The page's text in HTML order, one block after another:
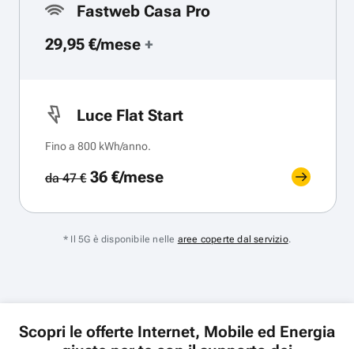
Fastweb Casa Pro
29,95 €/mese +
Luce Flat Start
Fino a 800 kWh/anno.
da 47 €36 €/mese
* Il 5G è disponibile nelle aree coperte dal servizio.
Scopri le offerte Internet, Mobile ed Energia